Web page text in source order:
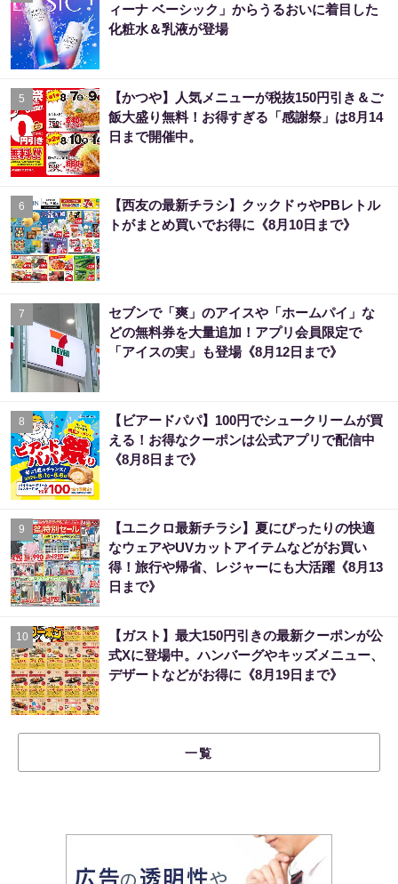
ィーナ ベーシック」からうるおいに着目した
化粧水＆乳液が登場
5
【かつや】人気メニューが税抜150円引き＆ご
飯大盛り無料！お得すぎる「感謝祭」は8月14
日まで開催中。
6
【西友の最新チラシ】クックドゥやPBレトル
トがまとめ買いでお得に《8月10日まで》
7
セブンで「爽」のアイスや「ホームパイ」な
どの無料券を大量追加！アプリ会員限定で
「アイスの実」も登場《8月12日まで》
8
【ビアードパパ】100円でシュークリームが買
える！お得なクーポンは公式アプリで配信中
《8月8日まで》
9
【ユニクロ最新チラシ】夏にぴったりの快適
なウェアやUVカットアイテムなどがお買い
得！旅行や帰省、レジャーにも大活躍《8月13
日まで》
10
【ガスト】最大150円引きの最新クーポンが公
式Xに登場中。ハンバーグやキッズメニュー、
デザートなどがお得に《8月19日まで》
一覧